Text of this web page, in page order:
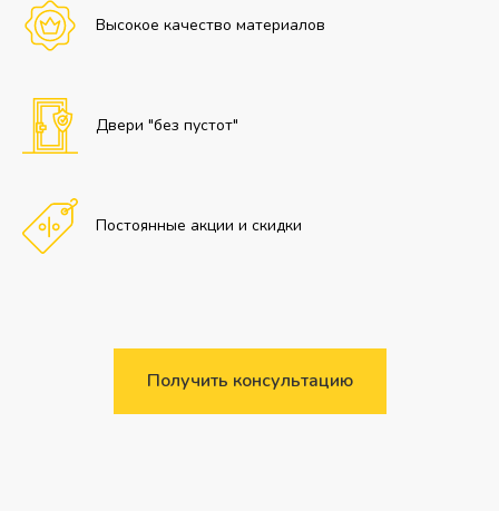
Высокое качество материалов
Двери "без пустот"
Постоянные акции и скидки
Получить консультацию